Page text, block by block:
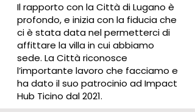
Il rapporto con la Città di Lugano è
profondo, e inizia con la fiducia che
ci è stata data nel permetterci di
affittare la villa in cui abbiamo
sede. La Città riconosce
l’importante lavoro che facciamo e
ha dato il suo patrocinio ad Impact
Hub Ticino dal 2021.